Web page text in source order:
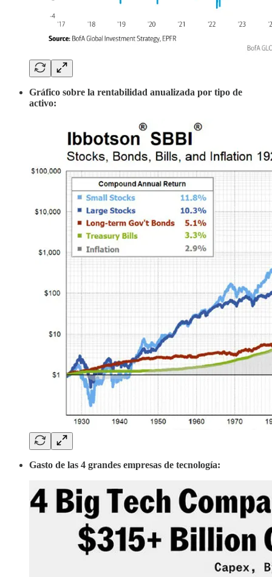
Gráfico sobre la rentabilidad anualizada por tipo de
activo:
Gasto de las 4 grandes empresas de tecnología: